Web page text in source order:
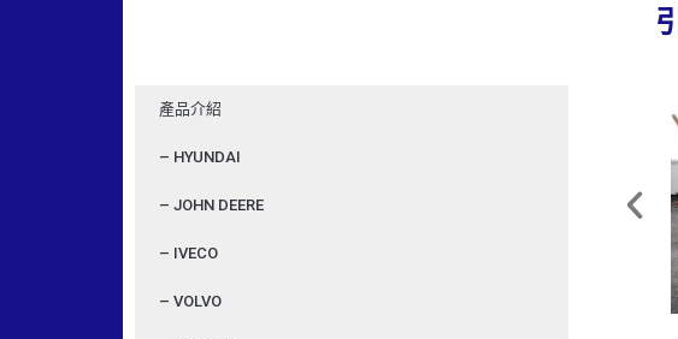
產品介紹
– HYUNDAI
– JOHN DEERE
– IVECO
– VOLVO